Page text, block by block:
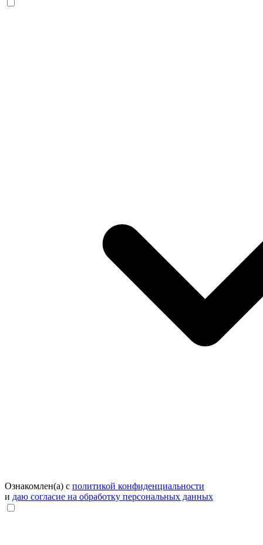
Ознакомлен(а) с политикой конфиденциальности
и даю согласие на обработку персональных данных